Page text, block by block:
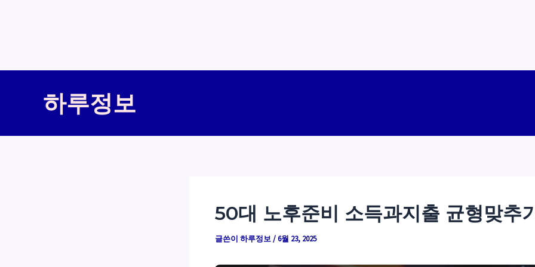
하루정보
50대 노후준비 소득과지출 균형맞추
글쓴이 하루정보/6월 23, 2025